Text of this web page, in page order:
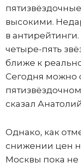
высокими.
в
четыре-пять
ближе к
Сегодня можно
пятизвёздочном
сказал
Однако, как
снижении цен
Москвы пока не